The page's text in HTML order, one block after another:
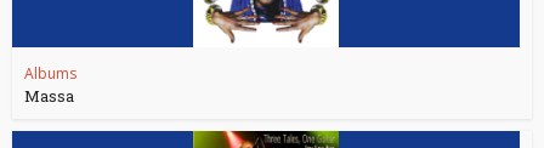
Albums
Massa